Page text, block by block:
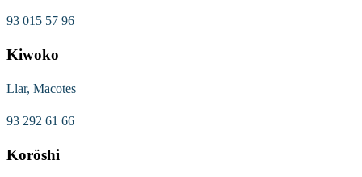
93 015 57 96
Kiwoko
Llar, Macotes
93 292 61 66
Koröshi